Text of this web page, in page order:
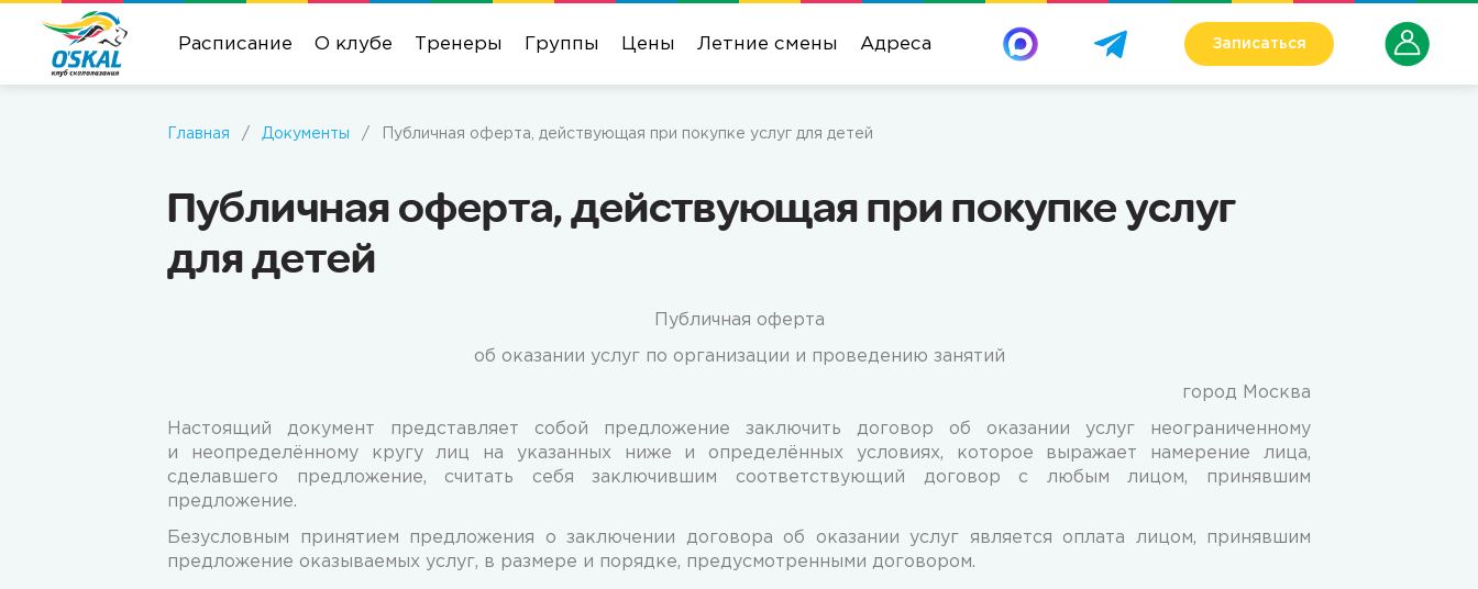
Расписание О клубе Тренеры Группы Цены Летние смены Адреса Записаться
Главная / Документы / Публичная оферта, действующая при покупке услуг для детей
Публичная оферта, действующая при покупке услуг
для детей
Публичная оферта
об оказании услуг по организации и проведению занятий
город Москва
Настоящий документ представляет собой предложение заключить договор об оказании услуг неограниченному
и неопределённому кругу лиц на указанных ниже и определённых условиях, которое выражает намерение лица,
сделавшего предложение, считать себя заключившим соответствующий договор с любым лицом, принявшим
предложение.
Безусловным принятием предложения о заключении договора об оказании услуг является оплата лицом, принявшим
предложение оказываемых услуг, в размере и порядке, предусмотренными договором.